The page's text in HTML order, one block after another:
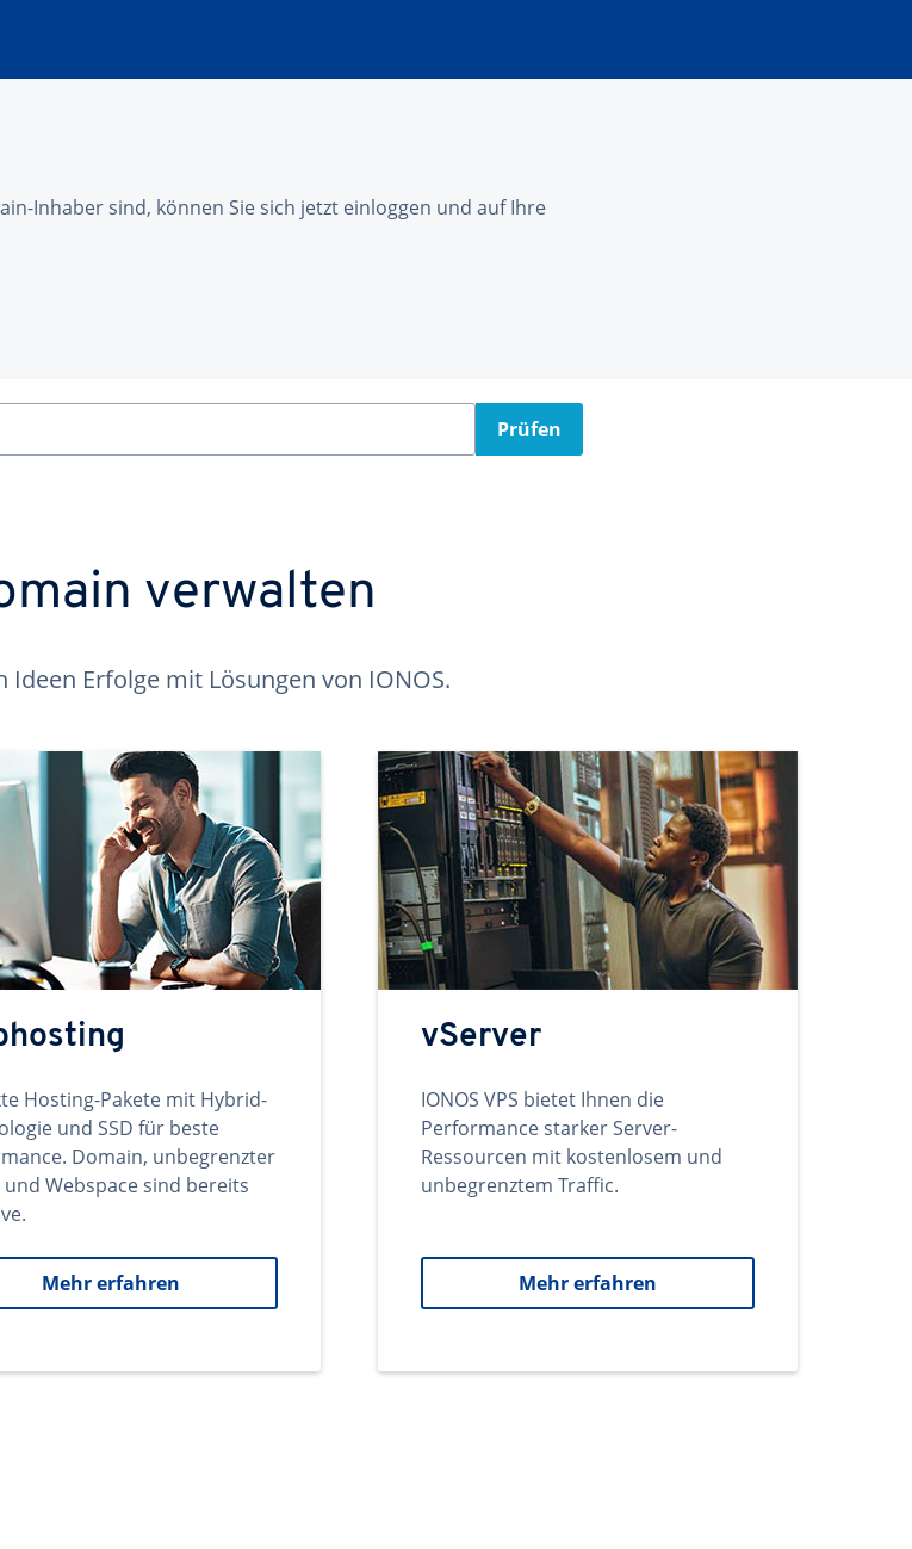
Inhaber sind, können Sie sich jetzt einloggen und auf Ihre
Prüfen
verwalten
Ideen Erfolge mit Lösungen von IONOS.
Hosting-Pakete mit Hybrid-
und SSD für beste
Domain, unbegrenzter
Webspace sind bereits
Mehr erfahren
vServer
IONOS VPS bietet Ihnen die
Performance starker Server-
Ressourcen mit kostenlosem und
unbegrenztem Traffic.
Mehr erfahren